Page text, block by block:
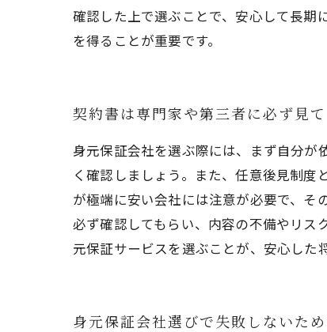
確認した上で選ぶことで、安心して長期
を得ることが重要です。
契約書は専門家や第三者に必ず見
身元保証会社を選ぶ際には、まず自分が
く確認しましょう。また、任意後見制
が極端に安い会社には注意が必要で、そ
必ず確認してもらい、内容の不備やリス
元保証サービスを選ぶことが、安心した
身元保証会社選びで失敗しないた